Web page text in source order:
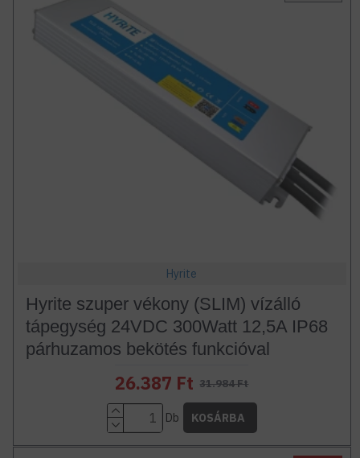
Hyrite
Hyrite szuper vékony (SLIM) vízálló
tápegység 24VDC 300Watt 12,5A IP68
párhuzamos bekötés funkcióval
26.387 Ft 31.984 Ft
Db KOSÁRBA